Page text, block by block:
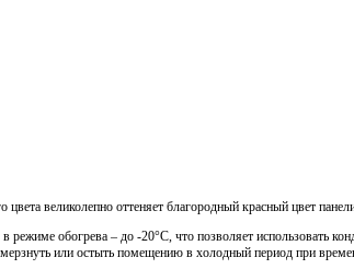
великолепно оттеняет благородный красный цвет
обогрева – до -20°С, что позволяет использовать
или остыть помещению в холодный период при